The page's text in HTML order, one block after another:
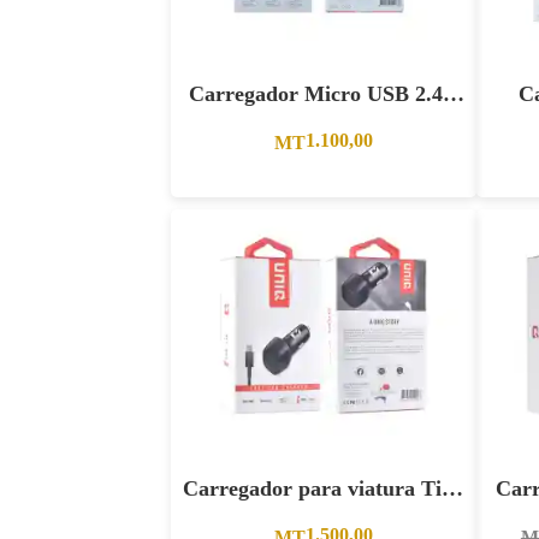
Carregador Micro USB 2.4A
MT1.100,00
Carregador para viatura Tipo
1.500,00